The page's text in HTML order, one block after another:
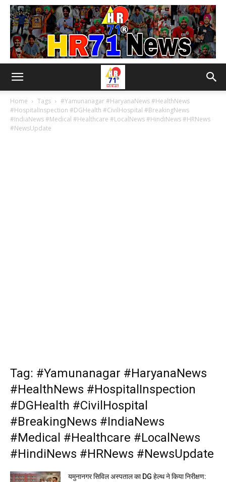
Home Tags
#Yamunanagar #HaryanaNews #HealthNews
#HospitalInspection #DGHealth #CivilHospital #BreakingNews
#IndiaNews #Medical #Healthcare #LocalNews #HindiNews #HRNews
#NewsUpdate
Tag: #Yamunanagar #HaryanaNews
#HealthNews #HospitalInspection
#DGHealth #CivilHospital
#BreakingNews #IndiaNews
#Medical #Healthcare #LocalNews
#HindiNews #HRNews #NewsUpdate
यमुनानगर सिविल अस्पताल का DG हेल्थ ने किया निरीक्षण: